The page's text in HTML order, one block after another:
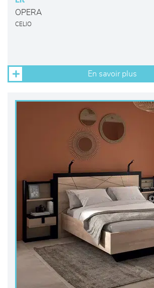
OPERA
CELIO
En savoir plus